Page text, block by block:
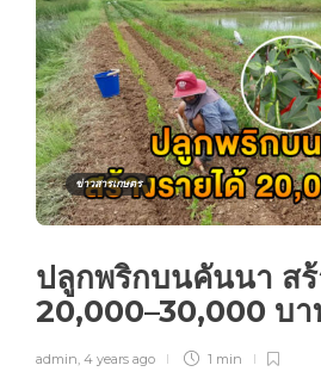
ข่าวสารเกษตร
ปลูกพริกบนคันนา สร้
20,000–30,000 บ
admin, 4 years ago 1 min